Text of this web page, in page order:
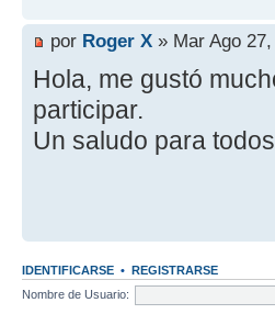
por Roger X » Mar Ago
Hola, me gustó
participar.
Un saludo para
IDENTIFICARSE • REGISTRARSE
Nombre de Usuario: